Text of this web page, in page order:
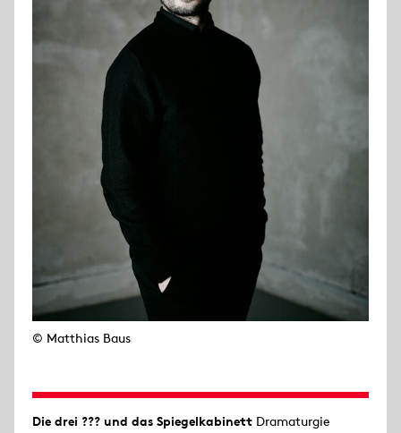
© Matthias Baus
Die drei ??? und das Spiegelkabinett Dramaturgie